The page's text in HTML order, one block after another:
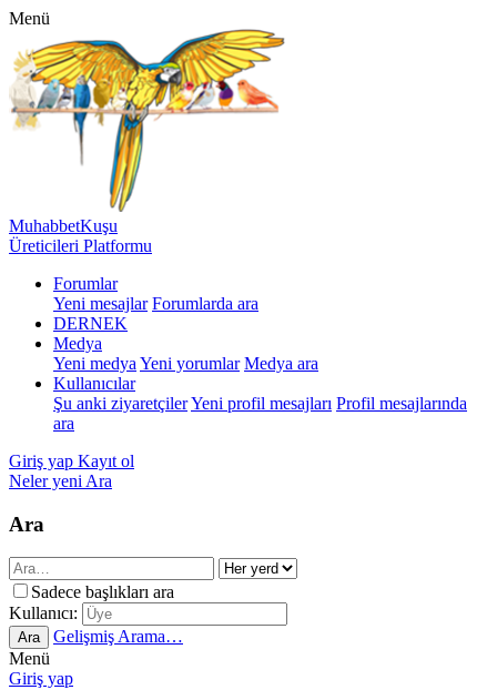
Menü
MuhabbetKuşu
Üreticileri Platformu
Forumlar
Yeni mesajlar Forumlarda ara
DERNEK
Medya
Yeni medya Yeni yorumlar Medya ara
Kullanıcılar
Şu anki ziyaretçilerYeni profil mesajları Profil mesajlarında
ara
Giriş yap Kayıt ol
Neler yeni Ara
Ara
Sadece başlıkları ara
Kullanıcı:
Ara
Gelişmiş Arama…
Menü
Giriş yap